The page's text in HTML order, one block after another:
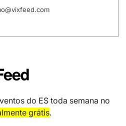
do ES toda semana no
grátis.